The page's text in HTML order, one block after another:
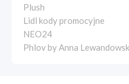
Plush
Lidl kody promocyjne
NEO24
Phlov by Anna